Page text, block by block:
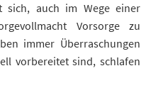
sich, auch im Wege einer
Vorsorge zu
immer Überraschungen
vorbereitet sind, schlafen